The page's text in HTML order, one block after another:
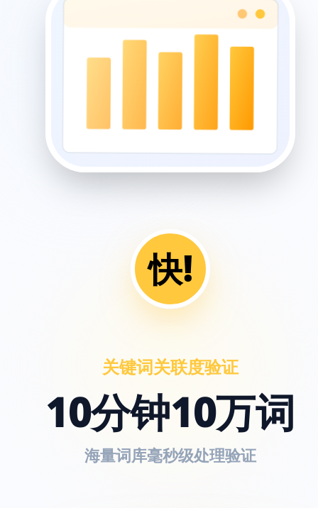
快!
关键词关联度验证
10分钟10万词
海量词库毫秒级处理验证